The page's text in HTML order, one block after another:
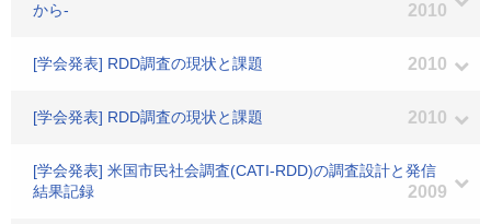
から-
2010
[学会発表] RDD調査の現状と課題 2010
[学会発表] RDD調査の現状と課題 2010
[学会発表] 米国市民社会調査(CATI-RDD)の調査設計と発信
結果記録
2009